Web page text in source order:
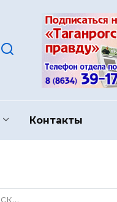
Контакты